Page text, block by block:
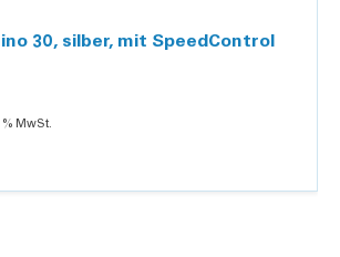
30, silber, mit SpeedControl
% MwSt.